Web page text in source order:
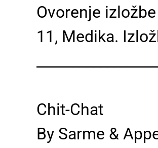
Ovorenje
11, Medika.
Chit-Chat
By Sarme &